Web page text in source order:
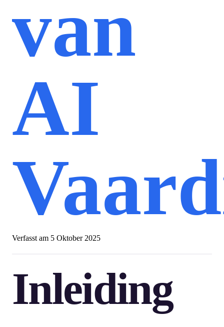
van
AI
Verfasst am 5 Oktober 2025
Inleiding